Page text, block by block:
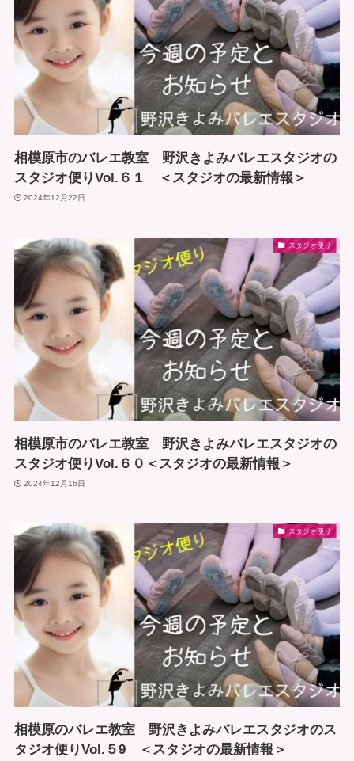
相模原市のバレエ教室 野沢きよみバレエスタジオの
スタジオ便りVol.６１ ＜スタジオの最新情報＞
2024年12月22日
スタジオ便り
相模原市のバレエ教室 野沢きよみバレエスタジオの
スタジオ便りVol.６０＜スタジオの最新情報＞
2024年12月16日
スタジオ便り
相模原のバレエ教室 野沢きよみバレエスタジオのス
タジオ便りVol.５9 ＜スタジオの最新情報＞